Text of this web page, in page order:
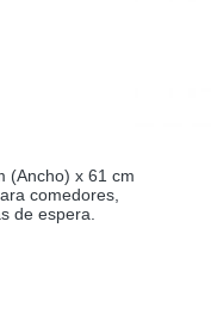
(Ancho) x 61 cm
comedores,
de espera.